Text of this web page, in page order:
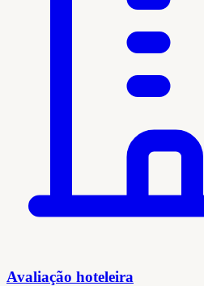
Avaliação hoteleira